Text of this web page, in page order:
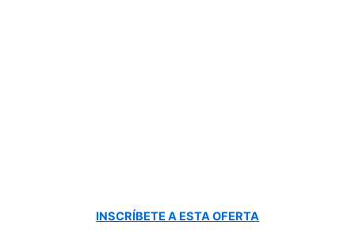
INSCRÍBETE A ESTA OFERTA